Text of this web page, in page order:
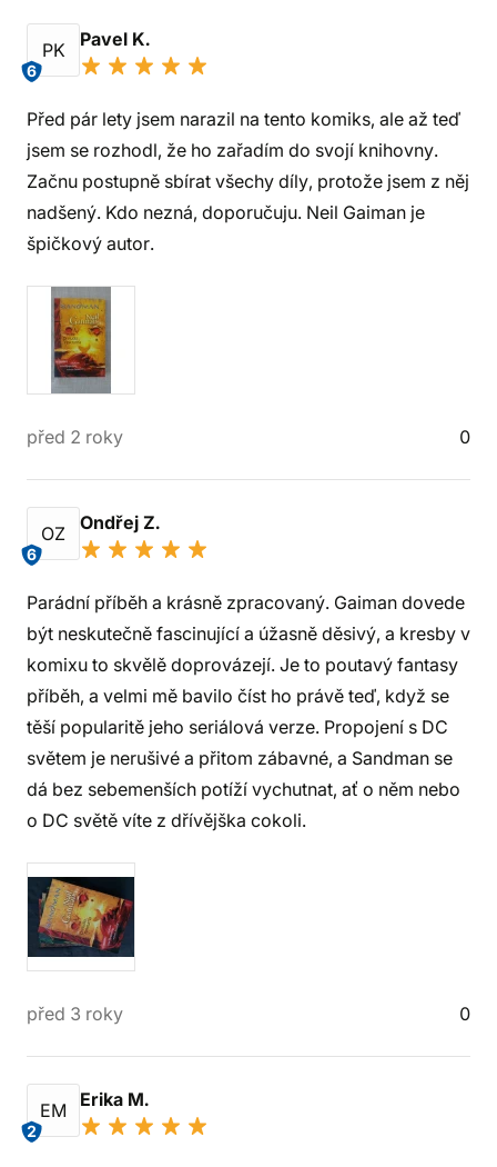
PK
6
Pavel K.
Před pár lety jsem narazil na tento komiks, ale až teď
jsem se rozhodl, že ho zařadím do svojí knihovny.
Začnu postupně sbírat všechy díly, protože jsem z něj
nadšený. Kdo nezná, doporučuju. Neil Gaiman je
špičkový autor.
před 2 roky 0
OZ
6
Ondřej Z.
Parádní příběh a krásně zpracovaný. Gaiman dovede
být neskutečně fascinující a úžasně děsivý, a kresby v
komixu to skvělě doprovázejí. Je to poutavý fantasy
příběh, a velmi mě bavilo číst ho právě teď, když se
těší popularitě jeho seriálová verze. Propojení s DC
světem je nerušivé a přitom zábavné, a Sandman se
dá bez sebemenších potíží vychutnat, ať o něm nebo
o DC světě víte z dřívějška cokoli.
před 3 roky 0
EM
2
Erika M.